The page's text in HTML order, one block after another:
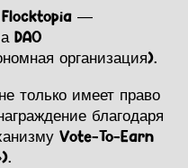
Flocktopia —
DAO
организация).
только имеет право
благодаря
Vote-To-Earn